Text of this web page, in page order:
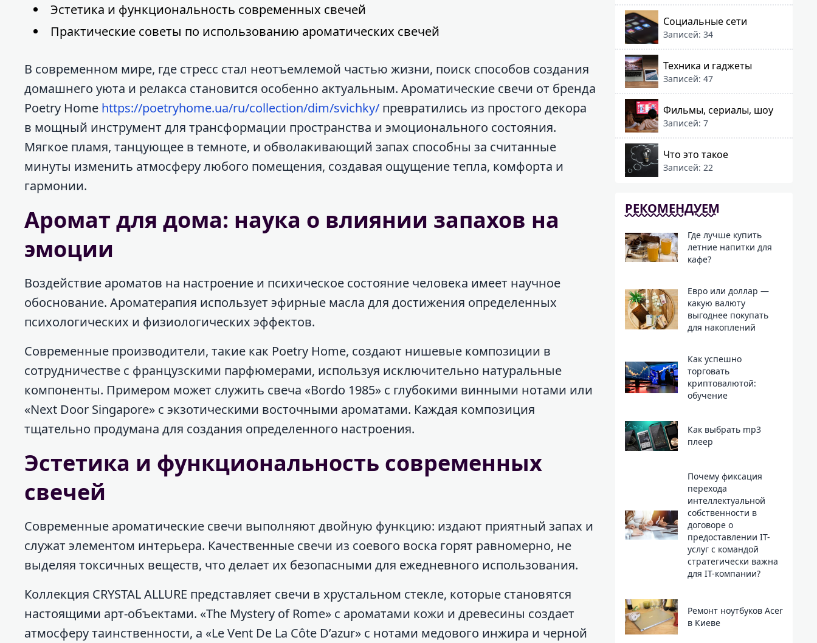
Эстетика и функциональность современных свечей
Практические советы по использованию ароматических свечей
В современном мире, где стресс стал неотъемлемой частью жизни, поиск способов создания
домашнего уюта и релакса становится особенно актуальным. Ароматические свечи от бренда
Poetry Home https://poetryhome.ua/ru/collection/dim/svichky/ превратились из простого декора
в мощный инструмент для трансформации пространства и эмоционального состояния.
Мягкое пламя, танцующее в темноте, и обволакивающий запах способны за считанные
минуты изменить атмосферу любого помещения, создавая ощущение тепла, комфорта и
гармонии.
Аромат для дома: наука о влиянии запахов на
эмоции
Воздействие ароматов на настроение и психическое состояние человека имеет научное
обоснование. Ароматерапия использует эфирные масла для достижения определенных
психологических и физиологических эффектов.
Современные производители, такие как Poetry Home, создают нишевые композиции в
сотрудничестве с французскими парфюмерами, используя исключительно натуральные
компоненты. Примером может служить свеча «Bordo 1985» с глубокими винными нотами или
«Next Door Singapore» с экзотическими восточными ароматами. Каждая композиция
тщательно продумана для создания определенного настроения.
Эстетика и функциональность современных
свечей
Современные ароматические свечи выполняют двойную функцию: издают приятный запах и
служат элементом интерьера. Качественные свечи из соевого воска горят равномерно, не
выделяя токсичных веществ, что делает их безопасными для ежедневного использования.
Коллекция CRYSTAL ALLURE представляет свечи в хрустальном стекле, которые становятся
настоящими арт-объектами. «The Mystery of Rome» с ароматами кожи и древесины создает
атмосферу таинственности, а «Le Vent De La Côte D’azur» с нотами медового инжира и черной
Социальные сети
Записей: 34
Техника и гаджеты
Записей: 47
Фильмы, сериалы, шоу
Записей: 7
Что это такое
Записей: 22
РЕКОМЕНДУЕМ
Где лучше купить
летние напитки для
кафе?
Евро или доллар —
какую валюту
выгоднее покупать
для накоплений
Как успешно
торговать
криптовалютой:
обучение
Как выбрать mp3
плеер
Почему фиксация
перехода
интеллектуальной
собственности в
договоре о
предоставлении IT-
услуг с командой
стратегически важна
для IT-компании?
Ремонт ноутбуков Acer
в Киеве